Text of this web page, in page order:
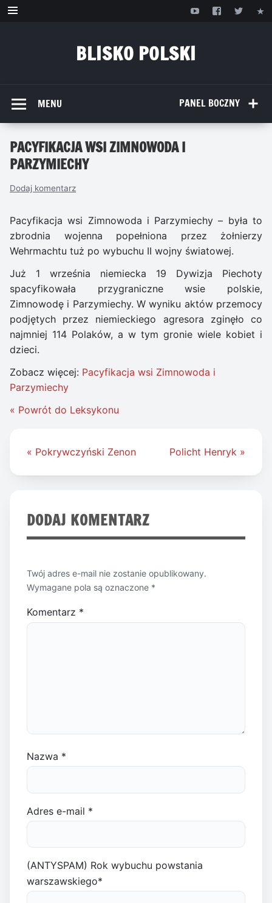
Przejdź
BLISKO POLSKI
PANEL BOCZNY
MENU
PACYFIKACJA WSI ZIMNOWODA I
PARZYMIECHY
Dodaj komentarz
Pacyfikacja wsi Zimnowoda i Parzymiechy – była to
zbrodnia wojenna popełniona przez żołnierzy
Wehrmachtu tuż po wybuchu II wojny światowej.
Już 1 września niemiecka 19 Dywizja Piechoty
spacyfikowała przygraniczne wsie polskie,
Zimnowodę i Parzymiechy. W wyniku aktów przemocy
podjętych przez niemieckiego agresora zginęło co
najmniej 114 Polaków, a w tym gronie wiele kobiet i
dzieci.
Zobacz więcej: Pacyfikacja wsi Zimnowoda i
Parzymiechy
« Powrót do Leksykonu
Nawigacja
« Pokrywczyński Zenon Policht Henryk »
DODAJ KOMENTARZ
Twój adres e-mail nie zostanie opublikowany.
Wymagane pola są oznaczone *
Komentarz *
Nazwa *
Adres e-mail *
(ANTYSPAM) Rok wybuchu powstania
warszawskiego*